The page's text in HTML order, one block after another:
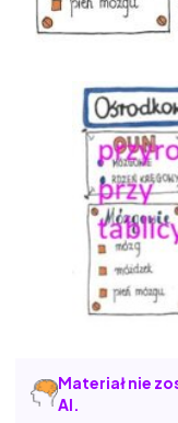
Materiał nie
AI.